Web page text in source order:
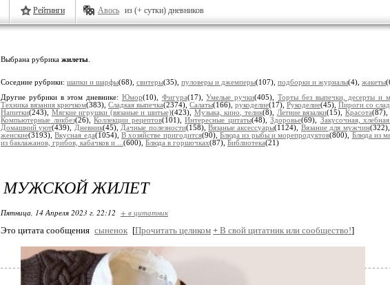
Рейтинги Авось из (+ сутки) дневников
Выбрана рубрика жилеты
Соседние рубрики: шапки и шарфы(68), свитеры(35), пуловеры и джемперы(107), подборки и журналы(4), жакеты
Другие рубрики в этом дневнике: Юмор(10), Фигура(17),Умелые ручки(405),Торты без выпечки, десерты и
Техника вязания крючком(383), Сладкая выпечка(2374), Салаты(166), рукоделие(17), Рукоделие(45), Пироги со
Напитки(243), Мягкие игрушки (вязаные и шитые)(423), Музыка, кино, телик(8), Летние вязалки(15), Красота(87),
Компьютерные ликбез(26),Коллекции рецептов(101),Интересные цитаты(48),Здоровье(69), Закусочная,
Домашний уют(439), Дневник(45), Дачные полезности(158),Вязаные аксессуары(1124), Вязание для мужчин
женские(3193),Вкусная еда(1054), В хозяйстве пригодится(90), Блюда из рыбы и морепродуктов(800), Блюда из
из баклажанов, грибов, кабачков и ... (600), Блюда в горшочках(87), Библиотека(21)
МУЖСКОЙ ЖИЛЕТ
Пятница, 14 Апреля 2023 г. 22:12 + в цитатник
Это цитата сообщения сыненок [Прочитать целиком + В свой цитатник или сообщество!]